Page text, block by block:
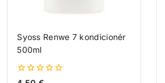
Syoss Renwe 7 kondicionér
500ml
0